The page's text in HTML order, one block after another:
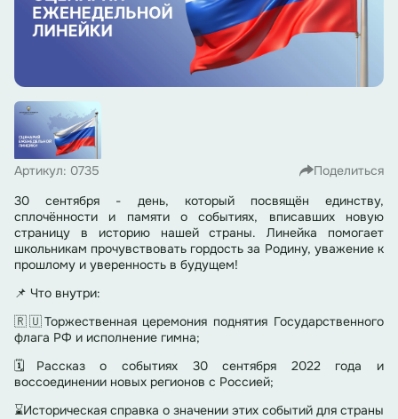
Артикул: 0735
Поделиться
30 сентября - день, который посвящён единству,
сплочённости и памяти о событиях, вписавших новую
страницу в историю нашей страны. Линейка помогает
школьникам прочувствовать гордость за Родину, уважение к
прошлому и уверенность в будущем!
📌 Что внутри:
🇷🇺Торжественная церемония поднятия Государственного
флага РФ и исполнение гимна;
🗓Рассказ о событиях 30 сентября 2022 года и
воссоединении новых регионов с Россией;
⌛Историческая справка о значении этих событий для страны